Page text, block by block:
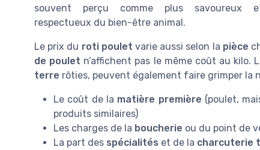
souvent perçu comme plus savoureux
respectueux du bien-être animal.
Le prix du roti poulet varie aussi selon la pièce
de poulet n’affichent pas le même coût au kilo.
terre rôties, peuvent également faire grimper la
Le coût de la matière première (poulet,
produits similaires)
Les charges de la boucherie ou du point de
La part des spécialités et de la charcuterie